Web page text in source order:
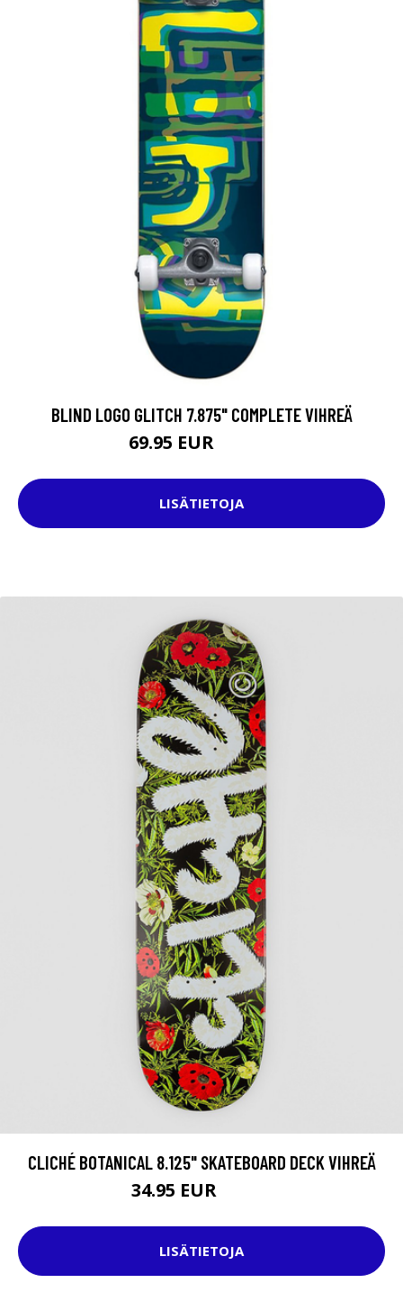
BLIND LOGO GLITCH 7.875" COMPLETE VIHREÄ
69.95 EUR
LISÄTIETOJA
CLICHÉ BOTANICAL 8.125" SKATEBOARD DECK VIHREÄ
34.95 EUR
LISÄTIETOJA